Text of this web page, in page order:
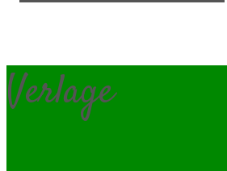
Verlage